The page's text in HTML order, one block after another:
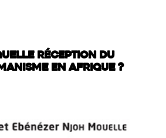
RÉCEPTION DU
EN AFRIQUE ?